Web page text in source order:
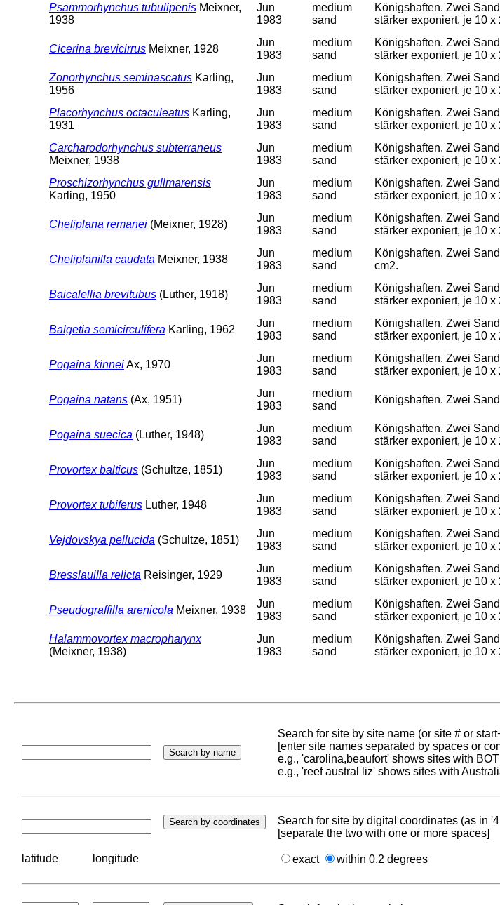
Psammorhynchus tubulipenis Meixner,
1938
Jun
1983
medium
sand
Königshaften. Zwei
stärker exponiert, je 10 x
Cicerina brevicirrus Meixner, 1928
Jun
1983
medium
sand
Königshaften. Zwei
stärker exponiert, je 10 x
Zonorhynchus seminascatus Karling,
1956
Jun
1983
medium
sand
Königshaften. Zwei
stärker exponiert, je 10 x
Placorhynchus octaculeatus Karling,
1931
Jun
1983
medium
sand
Königshaften. Zwei
stärker exponiert, je 10 x
Carcharodorhynchus subterraneus
Meixner, 1938
Jun
1983
medium
sand
Königshaften. Zwei
stärker exponiert, je 10 x
Proschizorhynchus gullmarensis
Karling, 1950
Jun
1983
medium
sand
Königshaften. Zwei
stärker exponiert, je 10 x
Cheliplana remanei (Meixner, 1928)
Jun
1983
medium
sand
Königshaften. Zwei
stärker exponiert, je 10 x
Cheliplanilla caudata Meixner, 1938
Jun
1983
medium
sand
Königshaften. Zwei
cm2.
Baicalellia brevitubus (Luther, 1918)
Jun
1983
medium
sand
Königshaften. Zwei
stärker exponiert, je 10 x
Balgetia semicirculifera Karling, 1962
Jun
1983
medium
sand
Königshaften. Zwei
stärker exponiert, je 10 x
Pogaina kinneiAx, 1970
Jun
1983
medium
sand
Königshaften. Zwei
stärker exponiert, je 10 x
Pogaina natans (Ax, 1951)
Jun
1983
medium
sand
Königshaften. Zwei
Pogaina suecica (Luther, 1948)
Jun
1983
medium
sand
Königshaften. Zwei
stärker exponiert, je 10 x
Provortex balticus (Schultze, 1851)
Jun
1983
medium
sand
Königshaften. Zwei
stärker exponiert, je 10 x
Provortex tubiferus Luther, 1948
Jun
1983
medium
sand
Königshaften. Zwei
stärker exponiert, je 10 x
Vejdovskya pellucida (Schultze, 1851)
Jun
1983
medium
sand
Königshaften. Zwei
stärker exponiert, je 10 x
Bresslauilla relicta Reisinger, 1929
Jun
1983
medium
sand
Königshaften. Zwei
stärker exponiert, je 10 x
Pseudograffilla arenicola Meixner, 1938
Jun
1983
medium
sand
Königshaften. Zwei
stärker exponiert, je 10 x
Halammovortex macropharynx
(Meixner, 1938)
Jun
1983
medium
sand
Königshaften. Zwei
stärker exponiert, je 10 x
Search for site by site name (or site # or
[enter site names separated by spaces or
e.g., 'carolina,beaufort' shows sites with
e.g., 'reef austral liz' shows sites with
Search for site by digital coordinates (as in
[separate the two with one or more spaces]
latitude longitude exact within 0.2 degrees